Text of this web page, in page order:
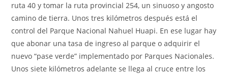
ruta 40 y tomar la ruta provincial 254, un sinuoso y angosto
camino de tierra. Unos tres kilómetros después está el
control del Parque Nacional Nahuel Huapi. En ese lugar hay
que abonar una tasa de ingreso al parque o adquirir el
nuevo “pase verde” implementado por Parques Nacionales.
Unos siete kilómetros adelante se llega al cruce entre los